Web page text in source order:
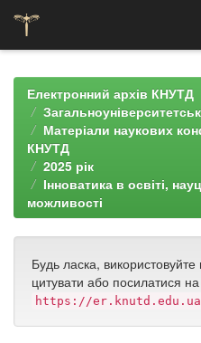
navigationЕлектронний архів КНУТД
Матеріали наукових
КНУТД
2025 рік
Інноватика в освіті,
можливості
Будь ласка,
цитувати або посилатися
https://er.knutd.edu.ua/